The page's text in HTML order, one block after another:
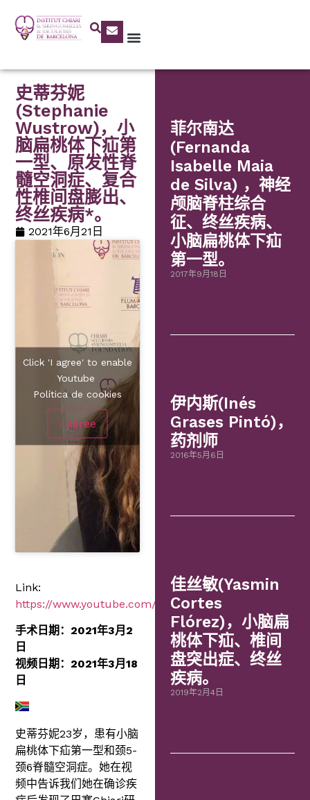
史蒂芬妮
(Stephanie
Wustrow)，小
脑扁桃体下疝第
一型、原发性脊
髓空洞症、复合
性椎间盘膨出、
终丝疾病*。
2021年6月21日
Click 'I agree' to enable
Youtube
Política de cookies
I agree
Link:
https://www.youtube.com/embed/dC4sJZQMQ7s
手术日期：2021年3月2
日
视频日期：2021年3月18
日
史蒂芬妮23岁，患有小脑
扁桃体下疝第一型和颈5-
颈6脊髓空洞症。她在视
频中告诉我们她在确诊疾
菲尔南达
(Fernanda
Isabelle Maia
de Silva) ，神经
颅脑脊柱综合
征、终丝疾病、
小脑扁桃体下疝
第一型。
2017年9月18日
伊内斯(Inés
Grases Pintó)，
药剂师
2016年5月6日
佳丝敏(Yasmin
Cortes
Flórez)，小脑扁
桃体下疝、椎间
盘突出症、终丝
疾病。
2019年2月4日